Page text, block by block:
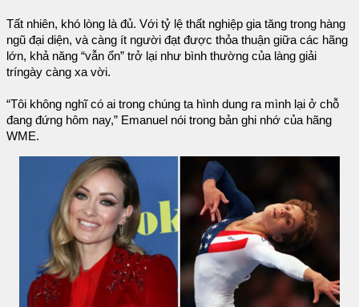
Tất nhiên, khó lòng là đủ. Với tỷ lệ thất nghiệp gia tăng trong hàng
ngũ đại diện, và càng ít người đạt được thỏa thuận giữa các hãng
lớn, khả năng “vẫn ổn” trở lại như bình thường của làng giải
tríngày càng xa vời.
“Tôi không nghĩ có ai trong chúng ta hình dung ra mình lại ở chỗ
đang đứng hôm nay,” Emanuel nói trong bản ghi nhớ của hãng
WME.